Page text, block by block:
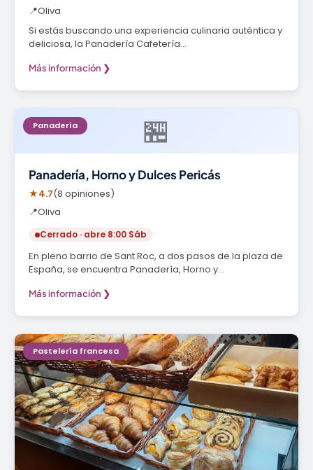
📍Oliva
Si estás buscando una experiencia culinaria auténtica y
deliciosa, la Panadería Cafetería…
Más información ❯
🏪
Panadería
Panadería, Horno y Dulces Pericás
★4.7(8 opiniones)
📍Oliva
Cerrado · abre 8:00 Sáb
En pleno barrio de Sant Roc, a dos pasos de la plaza de
España, se encuentra Panadería, Horno y…
Más información ❯
Pastelería francesa